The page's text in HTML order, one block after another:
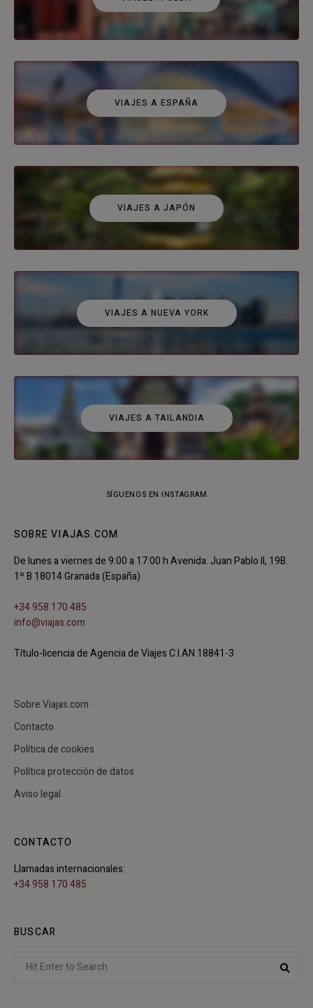
VIAJES A ESPAÑA
VIAJES A JAPÓN
VIAJES A NUEVA YORK
VIAJES A TAILANDIA
SÍGUENOS EN INSTAGRAM
SOBRE VIAJAS.COM
De lunes a viernes de 9:00 a 17:00 h Avenida. Juan Pablo II, 19B.
1º B 18014 Granada (España)
+34 958 170 485
info@viajas.com
Título-licencia de Agencia de Viajes C.I.AN 18841-3
Sobre Viajas.com
Contacto
Política de cookies
Política protección de datos
Aviso legal
CONTACTO
Llamadas internacionales:
+34 958 170 485
BUSCAR
for: